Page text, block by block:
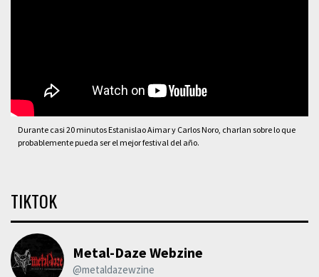
Durante casi 20 minutos Estanislao Aimar y Carlos Noro, charlan sobre lo que
probablemente pueda ser el mejor festival del año.
TIKTOK
Metal-Daze Webzine
@metaldazewzine